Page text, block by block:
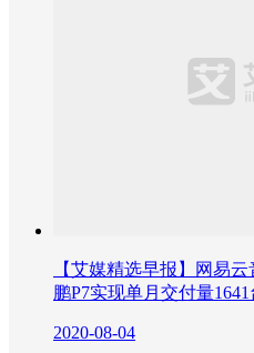
【艾媒精选早报】网易
鹏P7实现单月交付量1641
2020-08-04